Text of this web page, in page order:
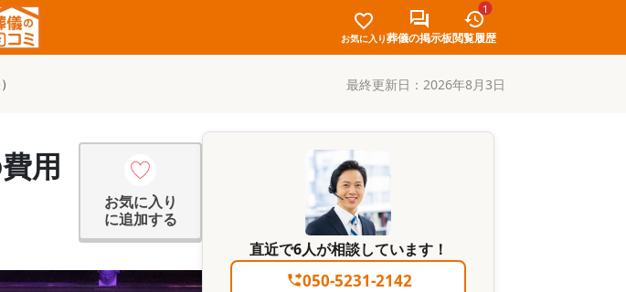
お気に入り葬儀の掲示板
1
閲覧履歴
最終更新日： 2026年8月3日
用
お気に入り
に追加する
直近で6人が相談しています！
050-5231-2142